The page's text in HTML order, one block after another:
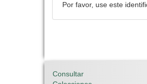
Por favor, use este
Consultar